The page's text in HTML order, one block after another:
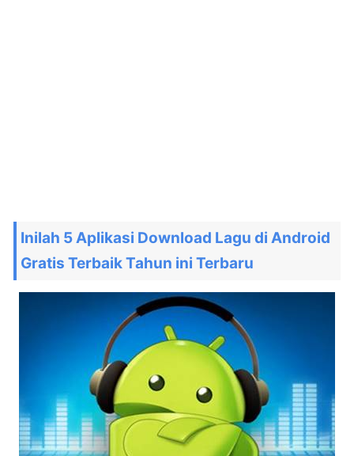
Inilah 5 Aplikasi Download Lagu di Android
Gratis Terbaik Tahun ini Terbaru